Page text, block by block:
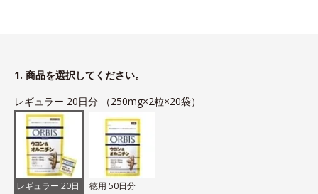
1. 商品を選択してください。
レギュラー 20日分 （250mg×2粒×20袋）
レギュラー 20日
徳用 50日分